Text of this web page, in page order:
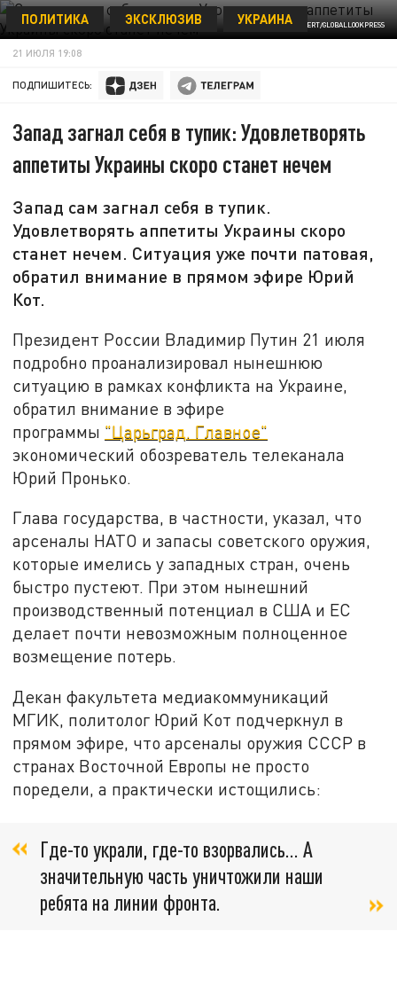
KLAUS-DIETMAR GABBERT/GLOBALLOOKPRESS
ПОЛИТИКА ЭКСКЛЮЗИВ УКРАИНА
21 ИЮЛЯ 19:08
ПОДПИШИТЕСЬ:
Запад загнал себя в тупик: Удовлетворять
аппетиты Украины скоро станет нечем
Запад сам загнал себя в тупик.
Удовлетворять аппетиты Украины скоро
станет нечем. Ситуация уже почти патовая,
обратил внимание в прямом эфире Юрий
Кот.
Президент России Владимир Путин 21 июля
подробно проанализировал нынешнюю
ситуацию в рамках конфликта на Украине,
обратил внимание в эфире
программы "Царьград. Главное"
экономический обозреватель телеканала
Юрий Пронько.
Глава государства, в частности, указал, что
арсеналы НАТО и запасы советского оружия,
которые имелись у западных стран, очень
быстро пустеют. При этом нынешний
производственный потенциал в США и ЕС
делает почти невозможным полноценное
возмещение потерь.
Декан факультета медиакоммуникаций
МГИК, политолог Юрий Кот подчеркнул в
прямом эфире, что арсеналы оружия СССР в
странах Восточной Европы не просто
поредели, а практически истощились:
Где-то украли, где-то взорвались… А
значительную часть уничтожили наши
ребята на линии фронта.